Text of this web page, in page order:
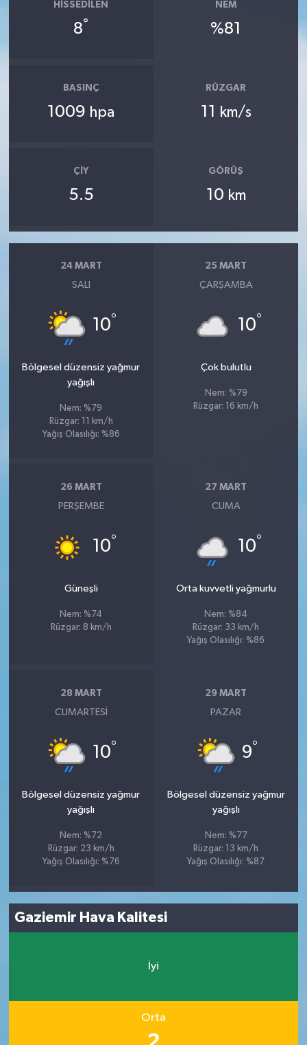
HISSEDILEN
8°
NEM
%81
BASINÇ
1009 hpa
RÜZGAR
11 km/s
ÇIY
5.5
GÖRÜŞ
10 km
24 MART
SALI
10°
Bölgesel düzensiz yağmur
yağışlı
Nem: %79
Rüzgar: 11 km/h
Yağış Olasılığı: %86
25 MART
ÇARŞAMBA
10°
Çok bulutlu
Nem: %79
Rüzgar: 16 km/h
26 MART
PERŞEMBE
10°
Güneşli
Nem: %74
Rüzgar: 8 km/h
27 MART
CUMA
10°
Orta kuvvetli yağmurlu
Nem: %84
Rüzgar: 33 km/h
Yağış Olasılığı: %86
28 MART
CUMARTESI
10°
Bölgesel düzensiz yağmur
yağışlı
Nem: %72
Rüzgar: 23 km/h
Yağış Olasılığı: %76
29 MART
PAZAR
9°
Bölgesel düzensiz yağmur
yağışlı
Nem: %77
Rüzgar: 13 km/h
Yağış Olasılığı: %87
Gaziemir Hava Kalitesi
İyi
Orta
OTOMOTİV
Savaştepe
SÜRMANŞET
Susurluk
TEKNOLOJİ
Trend